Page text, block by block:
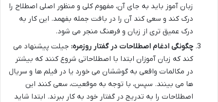
زبان آموز باید به جای آن، مفهوم کلی و منظور اصلی اصطلاح را
درک کند و سعی کند آن را در بافت جمله بفهمد. این کار به
درک عمیق تری از زبان و فرهنگ منجر می شود.
چگونگی ادغام اصطلاحات در گفتار روزمره: جیلت پیشنهاد می
کند که زبان آموزان ابتدا با اصطلاحاتی شروع کنند که بیشتر
در مکالمات واقعی به گوششان می خورد یا در فیلم ها و سریال
ها می بینند. سپس، با توجه به موقعیت، سعی کنند این
اصطلاحات را به تدریج در گفتار خود به کار ببرند. ابتدا شاید